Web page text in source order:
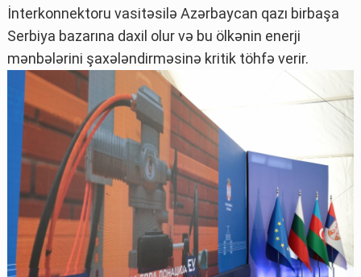
İnterkonnektoru vasitəsilə Azərbaycan qazı birbaşa
Serbiya bazarına daxil olur və bu ölkənin enerji
mənbələrini şaxələndirməsinə kritik töhfə verir.